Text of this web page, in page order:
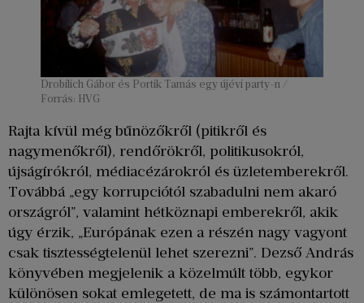
Drobilich Gábor és Portik Tamás egy újévi party-n /
Forrás: HVG
Rajta kívül még bűnözőkről (pitikről és
nagymenőkről), rendőrökről, politikusokról,
újságírókról, médiacézárokról és üzletemberekről.
Továbbá „egy korrupciótól szabadulni nem akaró
országról”, valamint hétköznapi emberekről, akik
úgy érzik, „Európának ezen a részén nagy vagyont
csak tisztességtelenül lehet szerezni”. Dezső András
könyvében megjelenik a közelmúlt több, egykor
különösen sokat emlegetett, de ma is számontartott